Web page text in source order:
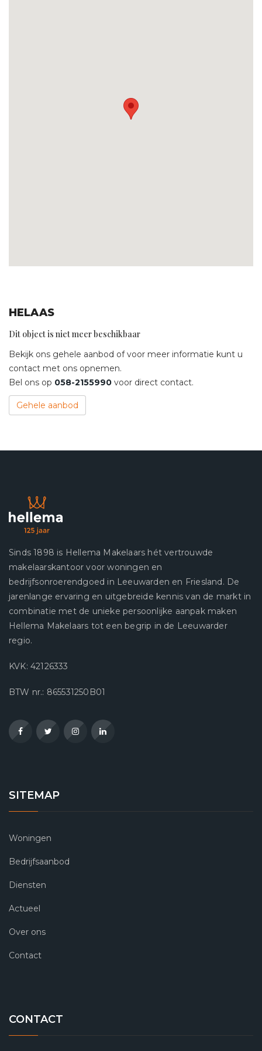
HELAAS
Dit object is niet meer beschikbaar
Bekijk ons gehele aanbod of voor meer informatie kunt u
contact met ons opnemen.
Bel ons op 058-2155990 voor direct contact.
Gehele aanbod
Sinds 1898 is Hellema Makelaars hét vertrouwde
makelaarskantoor voor woningen en
bedrijfsonroerendgoed in Leeuwarden en Friesland. De
jarenlange ervaring en uitgebreide kennis van de markt in
combinatie met de unieke persoonlijke aanpak maken
Hellema Makelaars tot een begrip in de Leeuwarder
regio.
KVK: 42126333
BTW nr.: 865531250B01
SITEMAP
Woningen
Bedrijfsaanbod
Diensten
Actueel
Over ons
Contact
CONTACT